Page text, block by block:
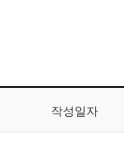
작성일자